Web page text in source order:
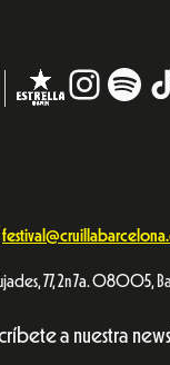
#
77, 2n 7a. 08005,
a nuestra